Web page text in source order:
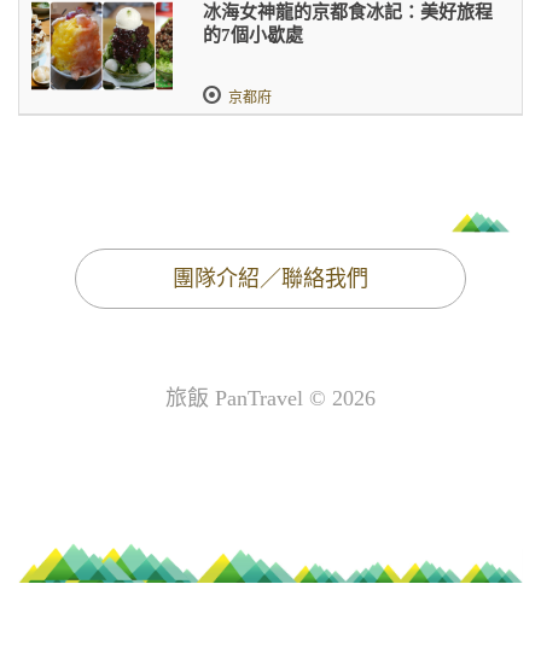
冰海女神龍的京都食冰記：美好旅程
的7個小歇處
京都府
團隊介紹／聯絡我們
旅飯 PanTravel © 2026